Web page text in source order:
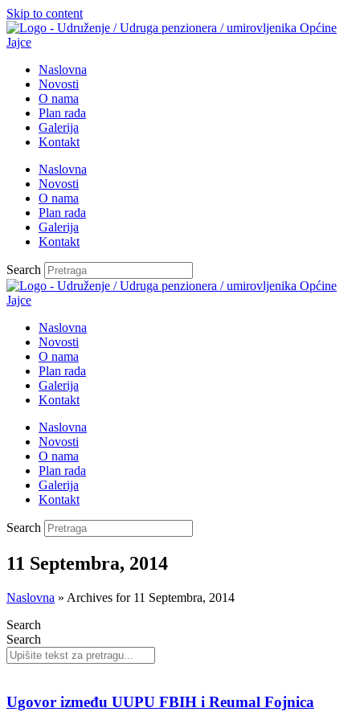
Skip to content
Naslovna
Novosti
O nama
Plan rada
Galerija
Kontakt
Naslovna
Novosti
O nama
Plan rada
Galerija
Kontakt
Search
Naslovna
Novosti
O nama
Plan rada
Galerija
Kontakt
Naslovna
Novosti
O nama
Plan rada
Galerija
Kontakt
Search
11 Septembra, 2014
Naslovna » Archives for 11 Septembra, 2014
Search
Search
Ugovor između UUPU FBIH i Reumal Fojnica